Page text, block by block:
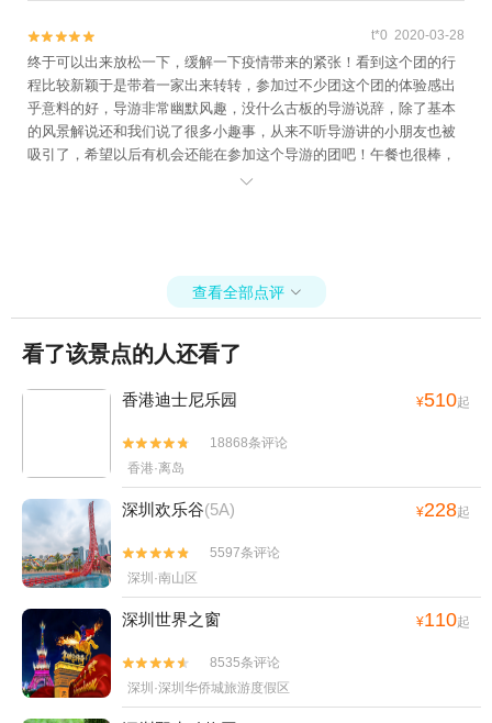

 t*0 2020-03-28
终于可以出来放松一下，缓解一下疫情带来的紧张！看到这个团的行
程比较新颖于是带着一家出来转转，参加过不少团这个团的体验感出
乎意料的好，导游非常幽默风趣，没什么古板的导游说辞，除了基本
的风景解说还和我们说了很多小趣事，从来不听导游讲的小朋友也被
吸引了，希望以后有机会还能在参加这个导游的团吧！午餐也很棒，
很精致很地道的茶餐厅。整体来很棒！

查看全部点评 
看了该景点的人还看了
香港迪士尼乐园 ¥510起


18868条评论
香港·离岛
深圳欢乐谷(5A) ¥228起


5597条评论
深圳·南山区
深圳世界之窗 ¥110起


8535条评论
深圳·深圳华侨城旅游度假区